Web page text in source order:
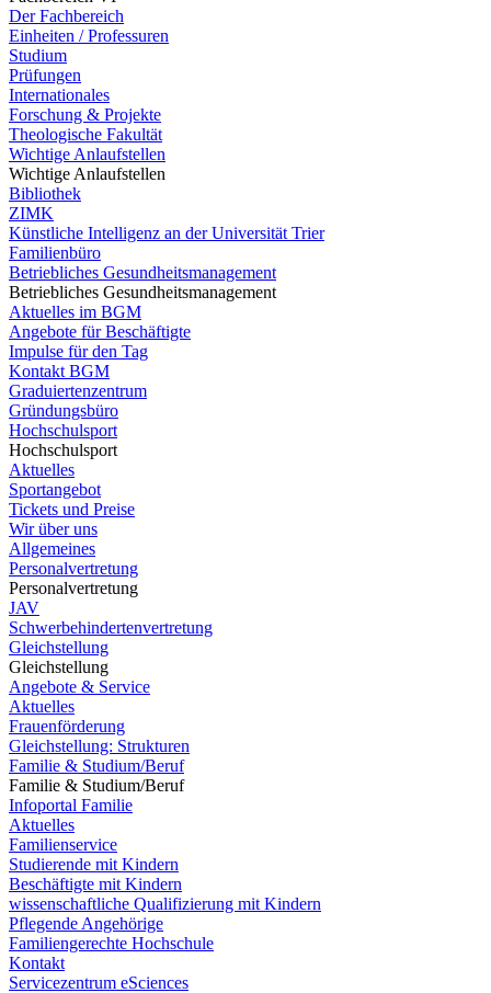
Der Fachbereich
Einheiten / Professuren
Studium
Prüfungen
Internationales
Forschung & Projekte
Theologische Fakultät
Wichtige Anlaufstellen
Wichtige Anlaufstellen
Bibliothek
ZIMK
Künstliche Intelligenz an der Universität Trier
Familienbüro
Betriebliches Gesundheitsmanagement
Betriebliches Gesundheitsmanagement
Aktuelles im BGM
Angebote für Beschäftigte
Impulse für den Tag
Kontakt BGM
Graduiertenzentrum
Gründungsbüro
Hochschulsport
Hochschulsport
Aktuelles
Sportangebot
Tickets und Preise
Wir über uns
Allgemeines
Personalvertretung
Personalvertretung
JAV
Schwerbehindertenvertretung
Gleichstellung
Gleichstellung
Angebote & Service
Aktuelles
Frauenförderung
Gleichstellung: Strukturen
Familie & Studium/Beruf
Familie & Studium/Beruf
Infoportal Familie
Aktuelles
Familienservice
Studierende mit Kindern
Beschäftigte mit Kindern
wissenschaftliche Qualifizierung mit Kindern
Pflegende Angehörige
Familiengerechte Hochschule
Kontakt
Servicezentrum eSciences